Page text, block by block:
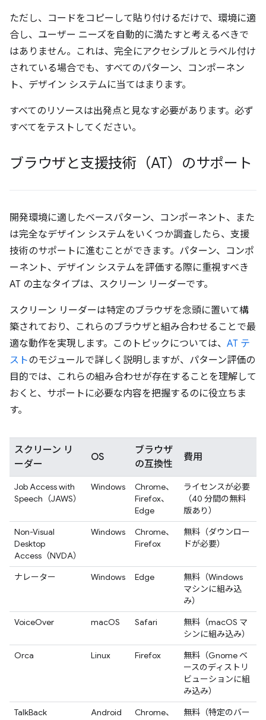
ただし、コードをコピーして貼り付けるだけで、環境に適
合し、ユーザー ニーズを自動的に満たすと考えるべきで
はありません。これは、完全にアクセシブルとラベル付け
されている場合でも、すべてのパターン、コンポーネン
ト、デザイン システムに当てはまります。
すべてのリソースは出発点と見なす必要があります。必ず
すべてをテストしてください。
ブラウザと支援技術（AT）のサポート
開発環境に適したベースパターン、コンポーネント、また
は完全なデザイン システムをいくつか調査したら、支援
技術のサポートに進むことができます。パターン、コンポ
ーネント、デザイン システムを評価する際に重視すべき
AT の主なタイプは、スクリーン リーダーです。
スクリーン リーダーは特定のブラウザを念頭に置いて構
築されており、これらのブラウザと組み合わせることで最
適な動作を実現します。このトピックについては、 AT テ
ストのモジュールで詳しく説明しますが、パターン評価の
目的では、これらの組み合わせが存在することを理解して
おくと、サポートに必要な内容を把握するのに役立ちま
す。
スクリーン リ
ーダー
OS
ブラウザ
の互換性
費用
Job Access with
Speech（JAWS）
Windows
Chrome、
Firefox、
Edge
ライセンスが必要
（40 分間の無料
版あり）
Non-Visual
Desktop
Access（NVDA）
Windows
Chrome、
Firefox
無料（ダウンロー
ドが必要）
ナレーター Windows Edge
無料（Windows
マシンに組み込
み）
VoiceOver
macOS Safari
無料（macOS マ
シンに組み込み）
Orca
Linux Firefox
無料（Gnome ベ
ースのディストリ
ビューションに組
み込み）
TalkBack
Android
Chrome、
無料（特定のバー